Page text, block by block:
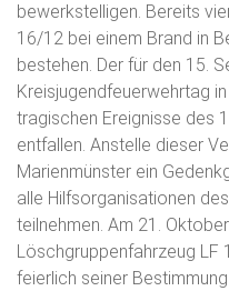
bewerkstelligen. Bereits
16/12 bei einem Brand in
bestehen. Der für den 15.
Kreisjugendfeuerwehrtag
tragischen Ereignisse des
entfallen. Anstelle dieser
Marienmünster ein
alle Hilfsorganisationen
teilnehmen. Am 21.
Löschgruppenfahrzeug
feierlich seiner